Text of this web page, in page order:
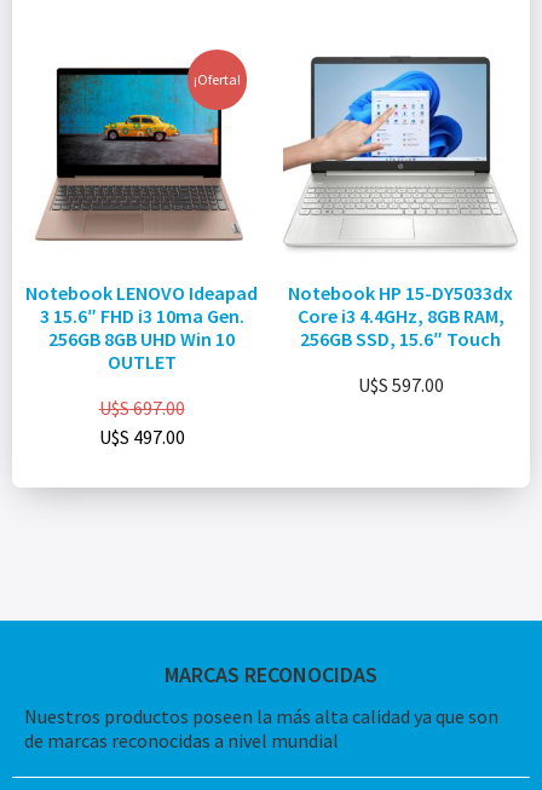
¡Oferta!
Notebook LENOVO Ideapad
3 15.6″ FHD i3 10ma Gen.
256GB 8GB UHD Win 10
OUTLET
U$S697.00
U$S 497.00
Notebook HP 15-DY5033dx
Core i3 4.4GHz, 8GB RAM,
256GB SSD, 15.6″ Touch
U$S 597.00
MARCAS RECONOCIDAS
Nuestros productos poseen la más alta calidad ya que son
de marcas reconocidas a nivel mundial